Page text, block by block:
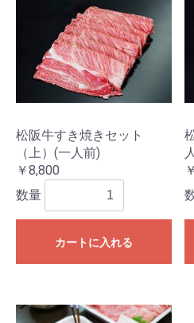
松阪牛すき焼きセット
（上）(一人前)
￥8,800
数量
カートに入れる